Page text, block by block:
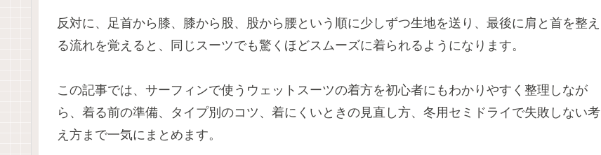
反対に、足首から膝、膝から股、股から腰という順に少しずつ生地を送り、最後に肩と首を整え
る流れを覚えると、同じスーツでも驚くほどスムーズに着られるようになります。
この記事では、サーフィンで使うウェットスーツの着方を初心者にもわかりやすく整理しなが
ら、着る前の準備、タイプ別のコツ、着にくいときの見直し方、冬用セミドライで失敗しない考
え方まで一気にまとめます。